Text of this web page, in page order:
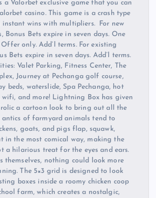
a Valorbet exclusive game that you can
casino. This game is a crash type
wins with multipliers. For new
Bonus Bets expire in seven days. One
only. Add’l terms. For existing
Bets expire in seven days. Add’l terms.
Valet Parking, Fitness Center, The
Journey at Pechanga golf course,
beds, waterslide, Spa Pechanga, hot
and more! Lightning Box has given
a cartoon look to bring out all the
of farmyard animals tend to
goats, and pigs flap, squawk,
in the most comical way, making the
a hilarious treat for the eyes and ears.
themselves, nothing could look more
The 5×3 grid is designed to look
boxes inside a roomy chicken coop
farm, which creates a nostalgic,